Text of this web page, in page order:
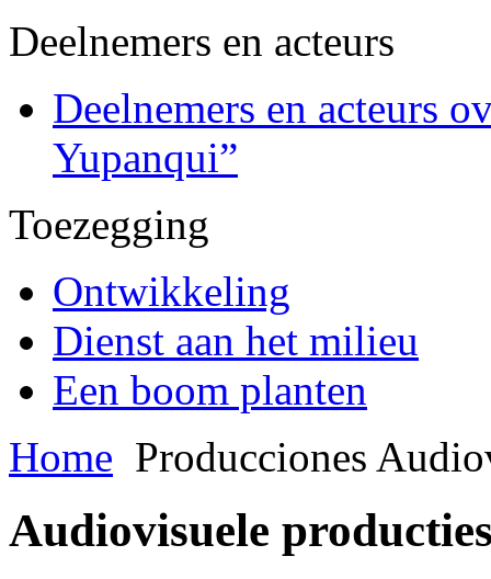
Deelnemers en acteurs
Deelnemers en acteurs
Yupanqui”
Toezegging
Ontwikkeling
Dienst aan het milieu
Een boom planten
Home Producciones
Audiovisuele